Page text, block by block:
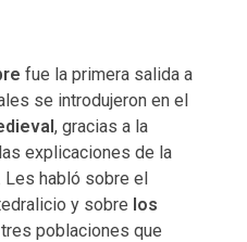
fue la primera salida a
se introdujeron en el
, gracias a la
explicaciones de la
. Les habló sobre el
y sobre los
poblaciones que